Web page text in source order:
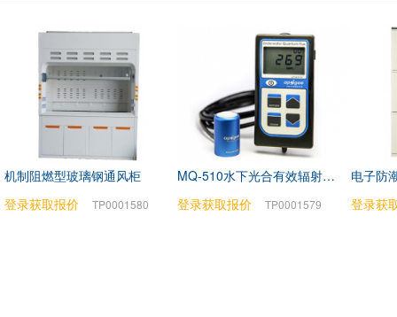
机制阻燃型玻璃钢通风柜
登录获取报价
TP0001580
MQ-510水下光合有效辐射测量仪
登录获取报价
TP0001579
电子防
登录获